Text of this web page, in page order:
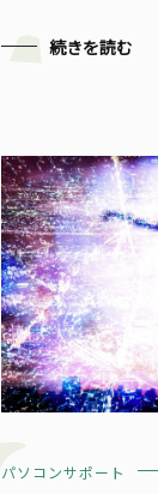
続きを読む
パソコンサポート